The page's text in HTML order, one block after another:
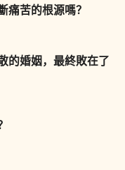
痛苦的根源嗎？
的婚姻，最終敗在了